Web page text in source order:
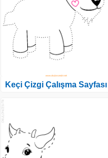
Keçi Çizgi Çalışma Sayfası